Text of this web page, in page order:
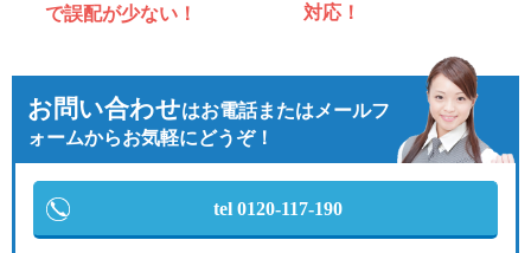
で誤配が少ない！
対応！
お問い合わせはお電話またはメールフ
ォームからお気軽にどうぞ！
tel 0120-117-190